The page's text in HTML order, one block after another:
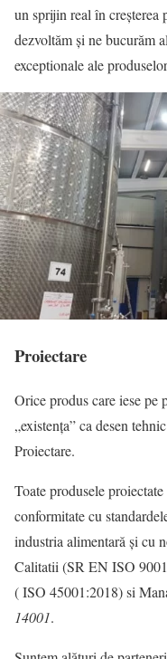
un sprijin real în creșterea
dezvoltăm și ne bucurăm
exceptionale ale
Proiectare
Orice produs care iese pe
„existența” ca desen
Proiectare.
Toate produsele
conformitate cu
industria alimentară și cu
Calitatii (SR EN ISO
( ISO 45001:2018) si
14001.